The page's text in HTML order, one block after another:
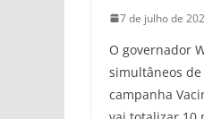
7 de julho de
O governador
simultâneos de
campanha